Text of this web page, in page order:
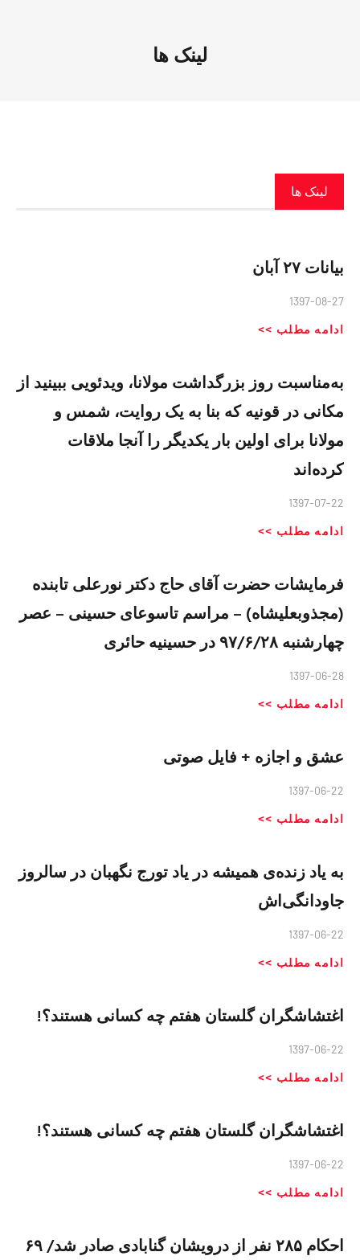
لینک ها
لینک ها
بیانات ۲۷ آبان
1397-08-27
ادامه مطلب >>
به‌مناسبت روز بزرگداشت مولانا، ویدئویی ببینید از
مکانی در قونیه که بنا به یک روایت، شمس و
مولانا برای اولین بار یکدیگر را آنجا ملاقات
کرده‌اند
1397-07-22
ادامه مطلب >>
فرمايشات حضرت آقای حاج دكتر نورعلی تابنده
(مجذوبعليشاه) – مراسم تاسوعای حسینی – عصر
چهارشنبه ۹۷/۶/۲۸ در حسینیه حائری
1397-06-28
ادامه مطلب >>
عشق و اجازه + فایل صوتی
1397-06-22
ادامه مطلب >>
به یاد زنده‌ی همیشه‌ در یاد تورج نگهبان در سالروز
جاودانگی‌اش
1397-06-22
ادامه مطلب >>
اغتشاشگران گلستان هفتم چه کسانی هستند؟!
1397-06-22
ادامه مطلب >>
اغتشاشگران گلستان هفتم چه کسانی هستند؟!
1397-06-22
ادامه مطلب >>
احکام ۲۸۵ نفر از درویشان گنابادی صادر شد/ ۶۹